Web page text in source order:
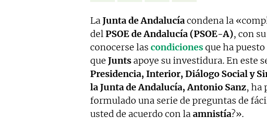
LaJunta de Andalucíacondena la
delPSOE de Andalucía (PSOE-A), con
conocerse las condicionesque ha puesto
que Junts apoye su investidura. En este
Presidencia, Interior, Diálogo Social y
la Junta de Andalucía, Antonio Sanz, ha
formulado una serie de preguntas de
usted de acuerdo con laamnistía?».